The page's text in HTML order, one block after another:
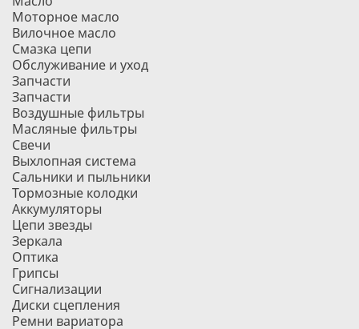
Моторное масло
Вилочное масло
Смазка цепи
Обслуживание и уход
Запчасти
Запчасти
Воздушные фильтры
Масляные фильтры
Свечи
Выхлопная система
Сальники и пыльники
Тормозные колодки
Аккумуляторы
Цепи звезды
Зеркала
Оптика
Грипсы
Сигнализации
Диски сцепления
Ремни вариатора